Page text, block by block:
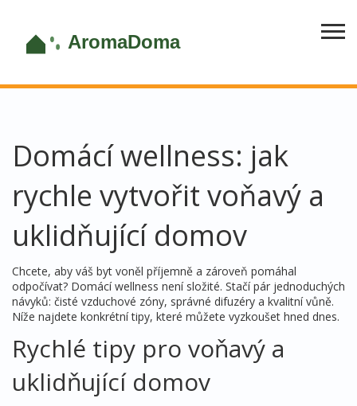
Domácí wellness: jak
rychle vytvořit voňavý a
uklidňující domov
Chcete, aby váš byt voněl příjemně a zároveň pomáhal
odpočívat? Domácí wellness není složité. Stačí pár jednoduchých
návyků: čisté vzduchové zóny, správné difuzéry a kvalitní vůně.
Níže najdete konkrétní tipy, které můžete vyzkoušet hned dnes.
Rychlé tipy pro voňavý a
uklidňující domov